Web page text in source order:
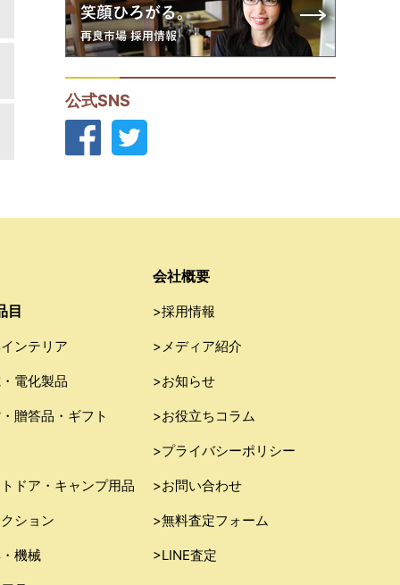
公式SNS
目
ンテリア
電化製品
贈答品・ギフト
ドア・キャンプ用品
ション
機械
会社概要
>採用情報
>メディア紹介
>お知らせ
>お役立ちコラム
>プライバシーポリシー
>お問い合わせ
>無料査定フォーム
>LINE査定